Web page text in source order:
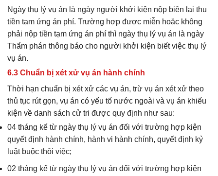
Ngày thụ lý vụ án là ngày người khởi kiện nộp biên lai thu
tiền tạm ứng án phí. Trường hợp được miễn hoặc không
phải nộp tiền tạm ứng án phí thì ngày thụ lý vụ án là ngày
Thẩm phán thông báo cho người khởi kiện biết việc thụ lý
vụ án.
6.3 Chuẩn bị xét xử vụ án hành chính
Thời hạn chuẩn bị xét xử các vụ án, trừ vụ án xét xử theo
thủ tục rút gọn, vụ án có yếu tố nước ngoài và vụ án khiếu
kiện về danh sách cử tri được quy định như sau:
04 tháng kể từ ngày thụ lý vụ án đối với trường hợp kiện
quyết định hành chính, hành vi hành chính, quyết định kỷ
luật buộc thôi việc;
02 tháng kể từ ngày thụ lý vụ án đối với trường hợp kiện